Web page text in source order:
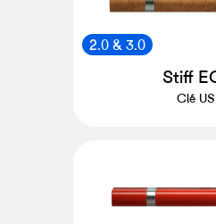
2.0 & 3.0
Stiff
Clé